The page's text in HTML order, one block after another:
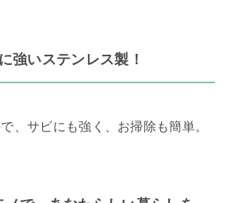
強いステンレス製！
、サビにも強く、お掃除も簡単。